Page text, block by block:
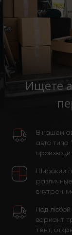
Ищете
В нашем
авто типа
Широкий
Под
вариант
тент,